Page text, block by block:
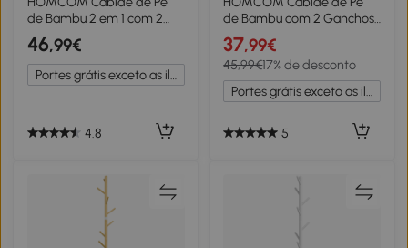
de Bambu 2 em 1 com 2
Prateleiras 5 Ganchos e
Estrutura de Alumínio
39x5x39,5x71cm Madeira e
Branco
46,99€
Portes grátis exceto as ilhas
4.8
de Bambu com 2 Ganchos
e 3 Barras Suspensas para
Entrada Corredor
Dormitório 36x24x168cm
Madeira
37,99€
45,99€17% de desconto
Portes grátis exceto as ilhas
5